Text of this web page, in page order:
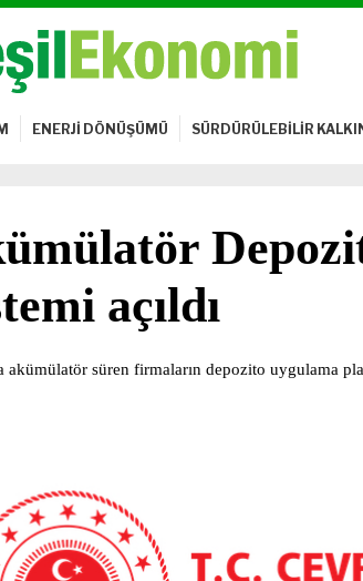
ENERJİ DÖNÜŞÜMÜ SÜRDÜRÜLEBİLİR
açıldı
akümülatör süren firmaların depozito uygulama